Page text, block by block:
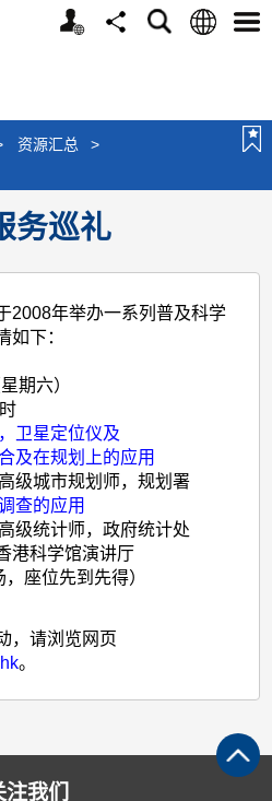
个
分
搜
语
选
资源汇总
>
务巡礼
2008年举办一系列普及科学
如下：
期六）
卫星定位仪及
及在规划上的应用
级城市规划师，规划署
查的应用
级统计师，政府统计处
港科学馆演讲厅
座位先到先得）
，请浏览网页
。
注我们